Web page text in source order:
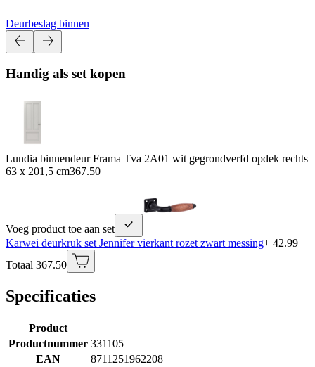
Deurbeslag binnen
Handig als set kopen
Lundia binnendeur Frama Tva 2A01 wit gegrondverfd opdek rechts
63 x 201,5 cm367.50
Voeg product toe aan set
Karwei deurkruk set Jennifer vierkant rozet zwart messing+ 42.99
Totaal 367.50
Specificaties
Product
Productnummer 331105
EAN
8711251962208